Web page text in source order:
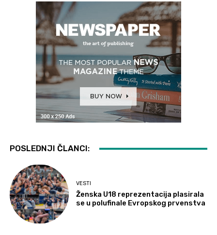
POSLEDNJI ČLANCI:
VESTI
Ženska U18 reprezentacija plasirala
se u polufinale Evropskog prvenstva